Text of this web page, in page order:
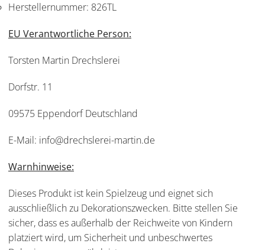
Herstellernummer: 826TL
EU Verantwortliche Person:
Torsten Martin Drechslerei
Dorfstr. 11
09575 Eppendorf Deutschland
E-Mail: info@drechslerei-martin.de
Warnhinweise:
Dieses Produkt ist kein Spielzeug und eignet sich
ausschließlich zu Dekorationszwecken. Bitte stellen Sie
sicher, dass es außerhalb der Reichweite von Kindern
platziert wird, um Sicherheit und unbeschwertes